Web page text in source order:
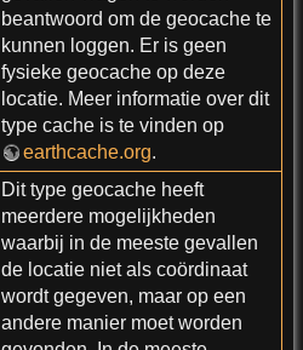
beantwoord om de geocache te
kunnen loggen. Er is geen
fysieke geocache op deze
locatie. Meer informatie over dit
type cache is te vinden op
earthcache.org.
Dit type geocache heeft
meerdere mogelijkheden
waarbij in de meeste gevallen
de locatie niet als coördinaat
wordt gegeven, maar op een
andere manier moet worden